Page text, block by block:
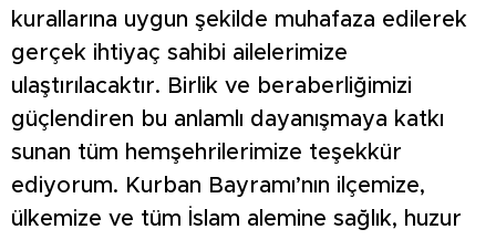
kurallarına uygun şekilde muhafaza edilerek
gerçek ihtiyaç sahibi ailelerimize
ulaştırılacaktır. Birlik ve beraberliğimizi
güçlendiren bu anlamlı dayanışmaya katkı
sunan tüm hemşehrilerimize teşekkür
ediyorum. Kurban Bayramı’nın ilçemize,
ülkemize ve tüm İslam alemine sağlık, huzur